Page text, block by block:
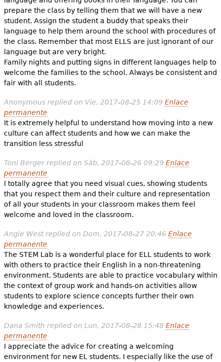
prepare the class by telling them that we will have a new
student. Assign the student a buddy that speaks their
language to help them around the school with procedures of
the class. Remember that most ELLS are just ignorant of our
language but are very bright.
Family nights and putting signs in different languages help to
welcome the families to the school. Always be consistent and
fair with all students.
Anonymousreplied on Vie, 2017-08-25 14:09 Enlace
permanente
It is extremely helpful to understand how moving into a new
culture can affect students and how we can make the
transition less stressful
Toni Bergerreplied on Sáb, 2017-08-26 09:29 Enlace
permanente
I totally agree that you need visual cues, showing students
that you respect them and their culture and representation
of all your students in your classroom makes them feel
welcome and loved in the classroom.
Angie Westreplied on Dom, 2017-08-27 20:46 Enlace
permanente
The STEM Lab is a wonderful place for ELL students to work
with others to practice their English in a non-threatening
environment. Students are able to practice vocabulary within
the context of group work and hands-on activities allow
students to explore science concepts further their own
knowledge and experiences.
Dana Smith replied on Lun, 2017-08-28 15:48 Enlace
permanente
I appreciate the advice for creating a welcoming
environment for new EL students. I especially like the use of